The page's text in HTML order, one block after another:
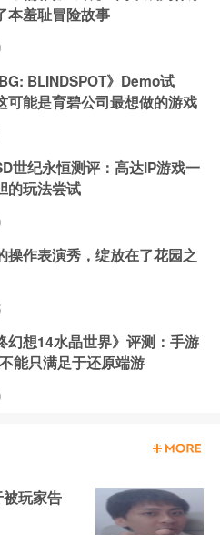
本羞耻冒险故事
BLINDSPOT》Demo试
可能是育碧公司最想做的游戏
世纪永恒测评：高达IP游戏一
的玩法尝试
操作表演秀，绽放在了花园之
幻想14水晶世界》评测：手游
能只满足于还原端游
被玩家告